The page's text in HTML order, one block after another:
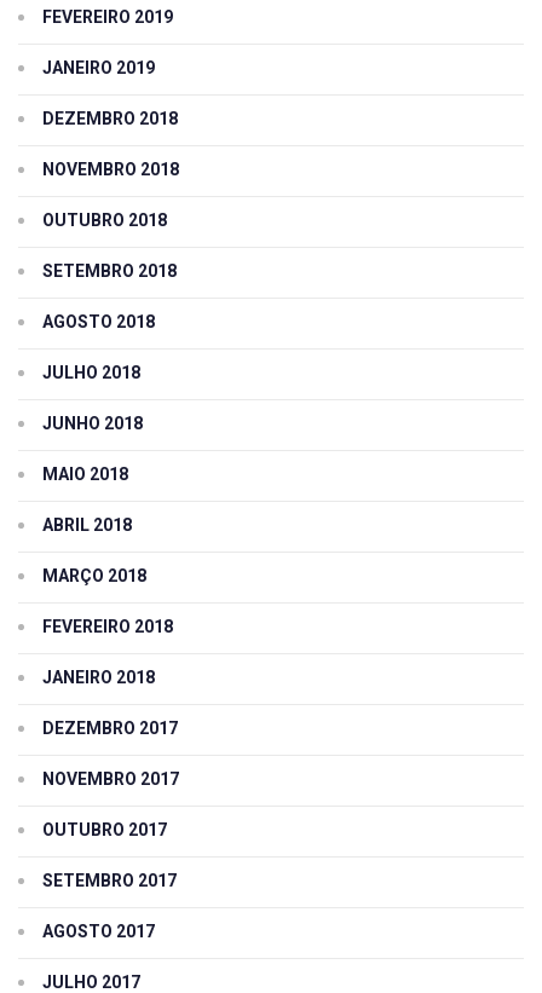
FEVEREIRO 2019
JANEIRO 2019
DEZEMBRO 2018
NOVEMBRO 2018
OUTUBRO 2018
SETEMBRO 2018
AGOSTO 2018
JULHO 2018
JUNHO 2018
MAIO 2018
ABRIL 2018
MARÇO 2018
FEVEREIRO 2018
JANEIRO 2018
DEZEMBRO 2017
NOVEMBRO 2017
OUTUBRO 2017
SETEMBRO 2017
AGOSTO 2017
JULHO 2017